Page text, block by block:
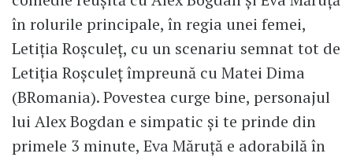
în rolurile principale, în regia unei femei,
Letiția Roșculeț, cu un scenariu semnat tot de
Letiția Roșculeț împreună cu Matei Dima
(BRomania). Povestea curge bine, personajul
lui Alex Bogdan e simpatic și te prinde din
primele 3 minute, Eva Măruță e adorabilă în